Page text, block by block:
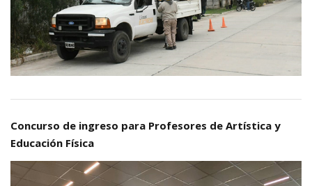
Concurso de ingreso para Profesores de Artística y
Educación Física